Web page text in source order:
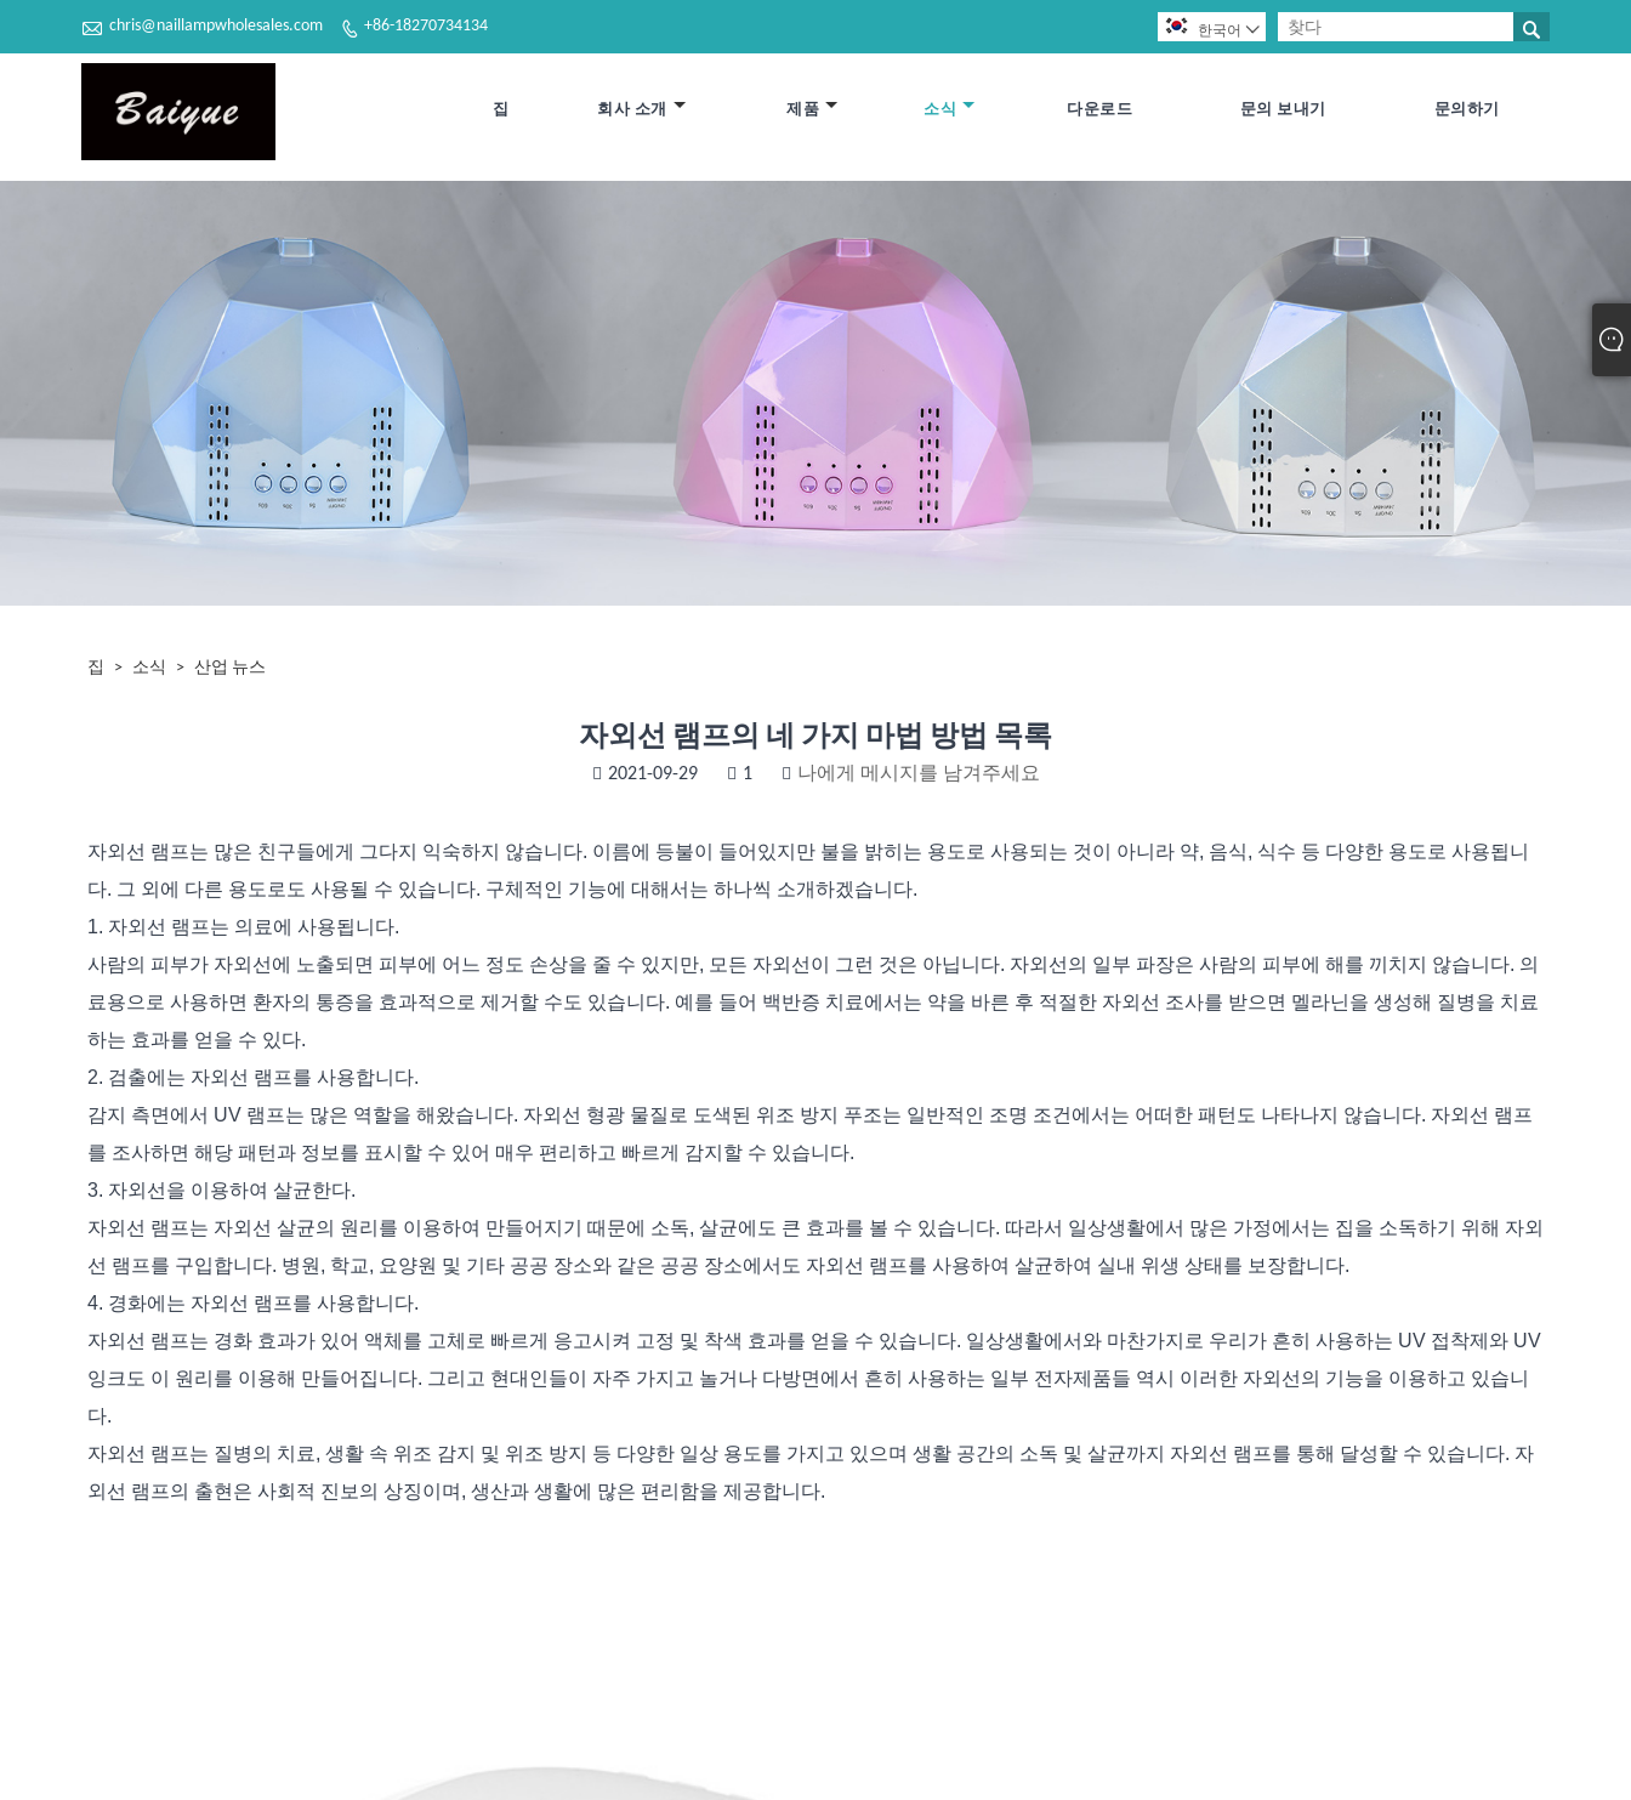
 chris@naillampwholesales.com  +86-18270734134 
한국어 
집 회사 소개 제품 소식 다운로드 문의 보내기 문의하기
집 > 소식 > 산업 뉴스
자외선 램프의 네 가지 마법 방법 목록
2021-09-29 1 나에게 메시지를 남겨주세요
자외선 램프는 많은 친구들에게 그다지 익숙하지 않습니다. 이름에 등불이 들어있지만 불을 밝히는 용도로 사용되는 것이 아니라 약, 음식, 식수 등 다양한 용도로 사용됩니
다. 그 외에 다른 용도로도 사용될 수 있습니다. 구체적인 기능에 대해서는 하나씩 소개하겠습니다.
1. 자외선 램프는 의료에 사용됩니다.
사람의 피부가 자외선에 노출되면 피부에 어느 정도 손상을 줄 수 있지만, 모든 자외선이 그런 것은 아닙니다. 자외선의 일부 파장은 사람의 피부에 해를 끼치지 않습니다. 의
료용으로 사용하면 환자의 통증을 효과적으로 제거할 수도 있습니다. 예를 들어 백반증 치료에서는 약을 바른 후 적절한 자외선 조사를 받으면 멜라닌을 생성해 질병을 치료
하는 효과를 얻을 수 있다.
2. 검출에는 자외선 램프를 사용합니다.
감지 측면에서 UV 램프는 많은 역할을 해왔습니다. 자외선 형광 물질로 도색된 위조 방지 푸조는 일반적인 조명 조건에서는 어떠한 패턴도 나타나지 않습니다. 자외선 램프
를 조사하면 해당 패턴과 정보를 표시할 수 있어 매우 편리하고 빠르게 감지할 수 있습니다.
3. 자외선을 이용하여 살균한다.
자외선 램프는 자외선 살균의 원리를 이용하여 만들어지기 때문에 소독, 살균에도 큰 효과를 볼 수 있습니다. 따라서 일상생활에서 많은 가정에서는 집을 소독하기 위해 자외
선 램프를 구입합니다. 병원, 학교, 요양원 및 기타 공공 장소와 같은 공공 장소에서도 자외선 램프를 사용하여 살균하여 실내 위생 상태를 보장합니다.
4. 경화에는 자외선 램프를 사용합니다.
자외선 램프는 경화 효과가 있어 액체를 고체로 빠르게 응고시켜 고정 및 착색 효과를 얻을 수 있습니다. 일상생활에서와 마찬가지로 우리가 흔히 사용하는 UV 접착제와 UV
잉크도 이 원리를 이용해 만들어집니다. 그리고 현대인들이 자주 가지고 놀거나 다방면에서 흔히 사용하는 일부 전자제품들 역시 이러한 자외선의 기능을 이용하고 있습니
다.
자외선 램프는 질병의 치료, 생활 속 위조 감지 및 위조 방지 등 다양한 일상 용도를 가지고 있으며 생활 공간의 소독 및 살균까지 자외선 램프를 통해 달성할 수 있습니다. 자
외선 램프의 출현은 사회적 진보의 상징이며, 생산과 생활에 많은 편리함을 제공합니다.